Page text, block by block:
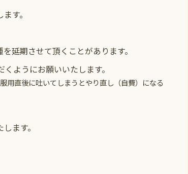
す。
延期させて頂くことがあります。
ようにお願いいたします。
用直後に吐いてしまうとやり直し（自費）になる
ます。